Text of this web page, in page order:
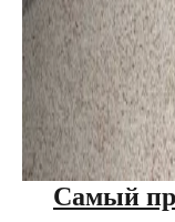
Самый